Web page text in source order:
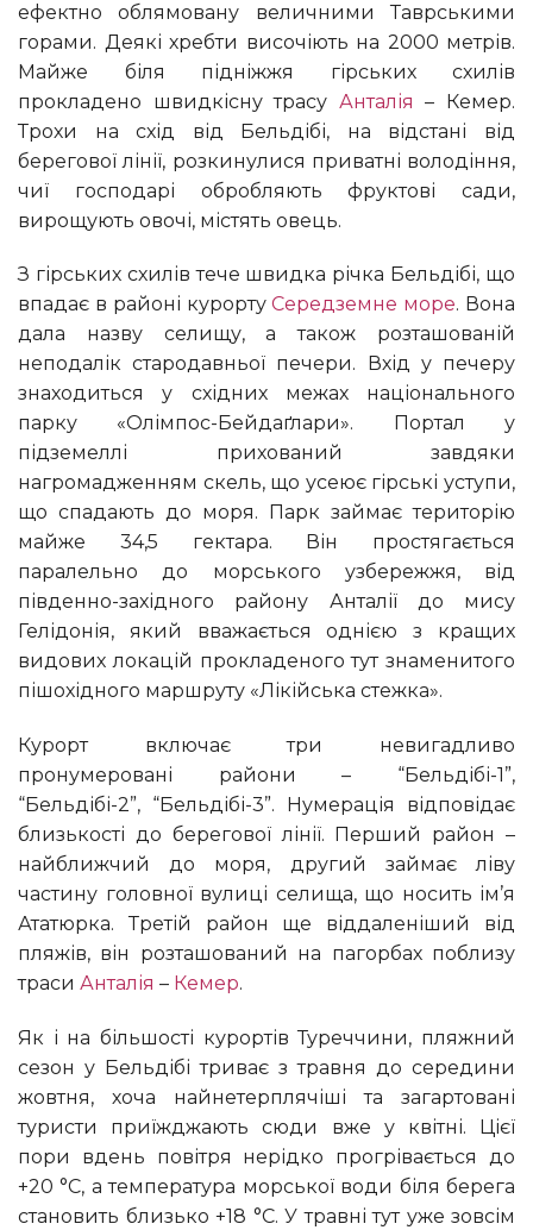
ефектно облямовану величними Таврськими
горами. Деякі хребти височіють на 2000 метрів.
Майже біля підніжжя гірських схилів
прокладено швидкісну трасу Анталія – Кемер.
Трохи на схід від Бельдібі, на відстані від
берегової лінії, розкинулися приватні володіння,
чиї господарі обробляють фруктові сади,
вирощують овочі, містять овець.
З гірських схилів тече швидка річка Бельдібі, що
впадає в районі курортуСередземне море. Вона
дала назву селищу, а також розташованій
неподалік стародавньої печери. Вхід у печеру
знаходиться у східних межах національного
парку «Олімпос-Бейдаґлари». Портал у
підземеллі прихований завдяки
нагромадженням скель, що усеює гірські уступи,
що спадають до моря. Парк займає територію
майже 34,5 гектара. Він простягається
паралельно до морського узбережжя, від
південно-західного району Анталії до мису
Гелідонія, який вважається однією з кращих
видових локацій прокладеного тут знаменитого
пішохідного маршруту «Лікійська стежка».
Курорт включає три невигадливо
пронумеровані райони – “Бельдібі-1”,
“Бельдібі-2”, “Бельдібі-3”. Нумерація відповідає
близькості до берегової лінії. Перший район –
найближчий до моря, другий займає ліву
частину головної вулиці селища, що носить ім’я
Ататюрка. Третій район ще віддаленіший від
пляжів, він розташований на пагорбах поблизу
траси Анталія – ​​ Кемер.
Як і на більшості курортів Туреччини, пляжний
сезон у Бельдібі триває з травня до середини
жовтня, хоча найнетерплячіші та загартовані
туристи приїжджають сюди вже у квітні. Цієї
пори вдень повітря нерідко прогрівається до
+20 °С, а температура морської води біля берега
становить близько +18 °С. У травні тут уже зовсім